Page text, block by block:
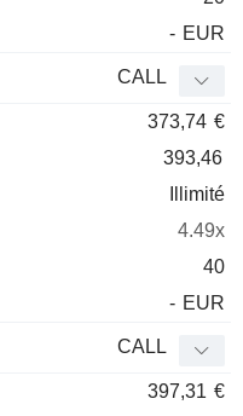
- EUR
CALL
373,74 €
393,46
Illimité
4.49x
40
- EUR
CALL
397,31 €